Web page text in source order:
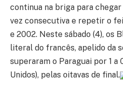
continua na briga para
vez consecutiva e repetir o
e 2002. Neste sábado (4), os
literal do francês, apelido da
superaram o Paraguai por 1 a
Unidos), pelas oitavas de final.